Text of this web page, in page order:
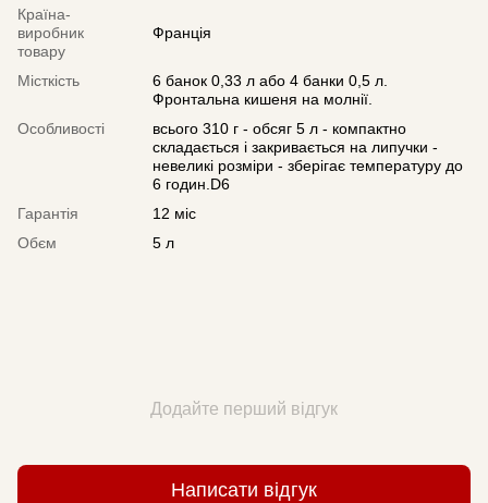
Країна-
виробник
товару
Франція
Місткість
6 банок 0,33 л або 4 банки 0,5 л.
Фронтальна кишеня на молнії.
Особливості
всього 310 г - обсяг 5 л - компактно
складається і закривається на липучки -
невеликі розміри - зберігає температуру до
6 годин.D6
Гарантія
12 міс
Обєм
5 л
Додайте перший відгук
Написати відгук